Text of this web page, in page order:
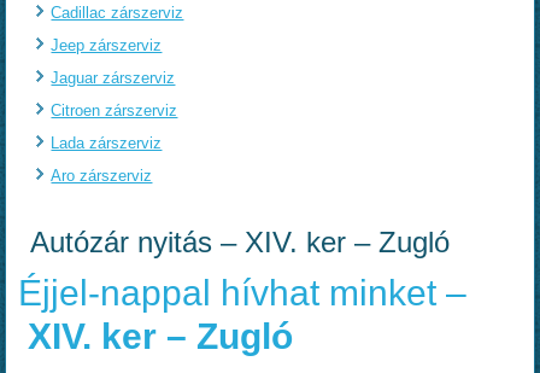
Cadillac zárszerviz
Jeep zárszerviz
Jaguar zárszerviz
Citroen zárszerviz
Lada zárszerviz
Aro zárszerviz
Autózár nyitás – XIV. ker – Zugló
Éjjel-nappal hívhat minket –
XIV. ker – Zugló